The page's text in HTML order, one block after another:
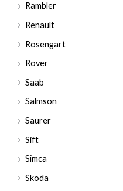
Rambler
Renault
Rosengart
Rover
Saab
Salmson
Saurer
Sift
Simca
Skoda